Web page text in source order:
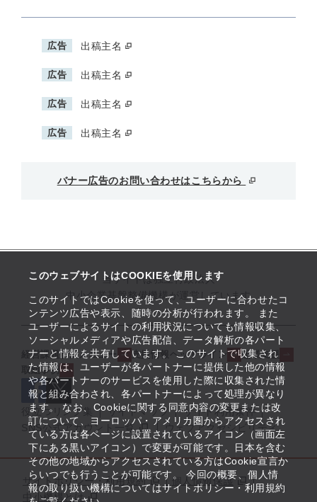
このウェブサイトはCOOKIEを使用します
このサイトではCookieを使って、ユーザーに合わせたコ
ンテンツ広告や表示、随時の分析が行われます。 また
ユーザーによるサイトの利用状況についても情報収集、
ソーシャルメディアや広告配信、データ解析の各パート
ナーと情報を共有しています。 このサイトで収集され
た情報は、ユーザーが各パートナーに提供した他の情報
や各パートナーのサービスを使用した際に収集された情
報と組み合わされ、各パートナーによって処理が異なり
ます。 なお、Cookieに関する同意内容の変更または改
訂について、ヨーロッパ・アメリカ圏からアクセスされ
ている方は各ページに設置されているアイコン（画面左
下にある黒いアイコン）で変更が可能です。日本を含む
その他の地域からアクセスされている方はCookie宣言か
らいつでも行うことが可能です。 今回の概要、個人情
報の取り扱い機構についてはサイトポリシー・利用規約
広告 出稿主名
広告 出稿主名
広告 出稿主名
広告 出稿主名
バナー広告のお問い合わせはこちらから
当サイトは独立行政法人
中小企業基盤整備機構が運営しています
経営課題解決メニュー 支援情報ヘッドライン
起業支援
取組事例
役立つリンク集 サイトマップ
サイト利用条件
SNS公式アカウント一覧
ウェブアクセシビリティ
サイトポリシー・利用規約
個人情報保護
中小機構とは